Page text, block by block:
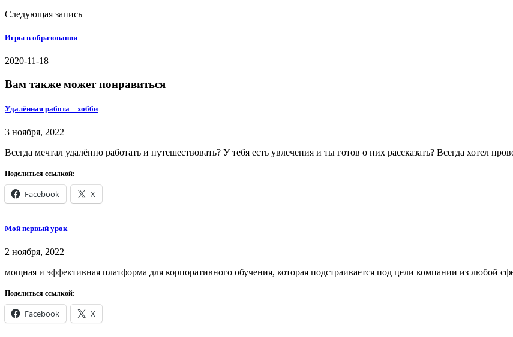
Следующая запись
Игры в образовании
2020-11-18
Вам также может понравиться
Удалённая работа – хобби
3 ноября, 2022
Всегда мечтал удалённо работать и путешествовать? У тебя есть увлечения и ты готов о них рассказать? Всегда хотел
Поделиться ссылкой:
Facebook X
Мой первый урок
2 ноября, 2022
мощная и эффективная платформа для корпоративного обучения, которая подстраивается под цели компании из любой
Поделиться ссылкой:
Facebook X